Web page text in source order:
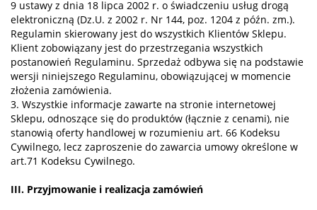
9 ustawy z dnia 18 lipca 2002 r. o świadczeniu usług drogą
elektroniczną (Dz.U. z 2002 r. Nr 144, poz. 1204 z późn. zm.).
Regulamin skierowany jest do wszystkich Klientów Sklepu.
Klient zobowiązany jest do przestrzegania wszystkich
postanowień Regulaminu. Sprzedaż odbywa się na podstawie
wersji niniejszego Regulaminu, obowiązującej w momencie
złożenia zamówienia.
3. Wszystkie informacje zawarte na stronie internetowej
Sklepu, odnoszące się do produktów (łącznie z cenami), nie
stanowią oferty handlowej w rozumieniu art. 66 Kodeksu
Cywilnego, lecz zaproszenie do zawarcia umowy określone w
art.71 Kodeksu Cywilnego.
III. Przyjmowanie i realizacja zamówień